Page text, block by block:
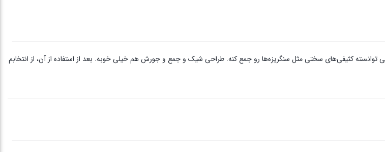
کثیفی‌های سختی مثل سنگریزه‌ها رو جمع کنه. طراحی شیک و جمع و جورش هم خیلی خوبه. بعد از استفاده از آن، از انتخابم